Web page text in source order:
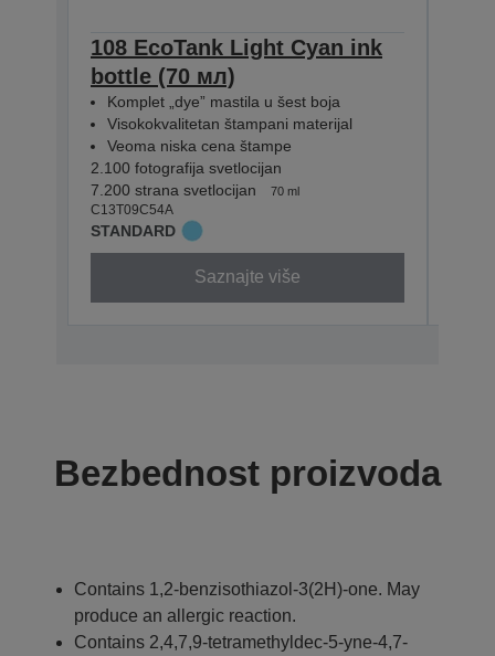
108 EcoTank Light Cyan ink
bottle (70 мл)
Komplet „dye” mastila u šest boja
Visokokvalitetan štampani materijal
Veoma niska cena štampe
2.100 fotografija svetlocijan
7.200 strana svetlocijan
70 ml
C13T09C54A
STANDARD
Saznajte više
Bezbednost proizvoda
Contains 1,2-benzisothiazol-3(2H)-one. May
produce an allergic reaction.
Contains 2,4,7,9-tetramethyldec-5-yne-4,7-